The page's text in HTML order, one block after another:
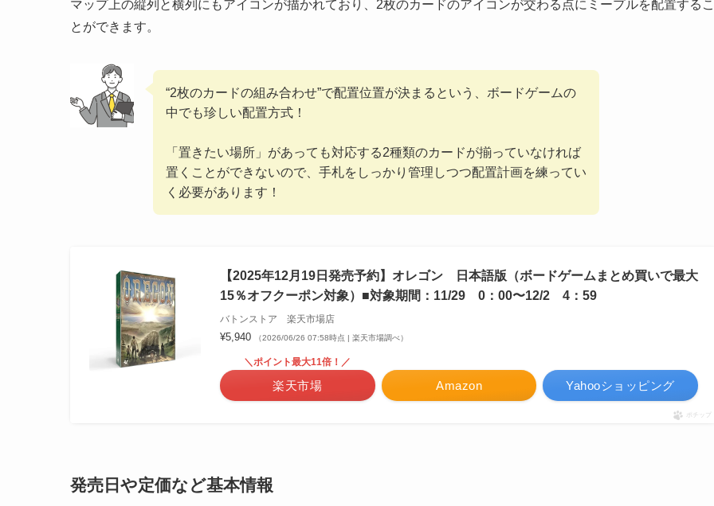
マップ上の縦列と横列にもアイコンが描かれており、2枚のカードのアイコンが交わる点にミープルを配置するこ
とができます。
“2枚のカードの組み合わせ”で配置位置が決まるという、ボードゲームの
中でも珍しい配置方式！
「置きたい場所」があっても対応する2種類のカードが揃っていなければ
置くことができないので、手札をしっかり管理しつつ配置計画を練ってい
く必要があります！
【2025年12月19日発売予約】オレゴン 日本語版（ボードゲームまとめ買いで最大
15％オフクーポン対象）■対象期間：11/29 0：00〜12/2 4：59
バトンストア 楽天市場店
¥5,940 （2026/06/26 07:58時点 | 楽天市場調べ）
Amazon
＼ポイント最大11倍！／
楽天市場 Yahooショッピング
ポチップ
発売日や定価など基本情報